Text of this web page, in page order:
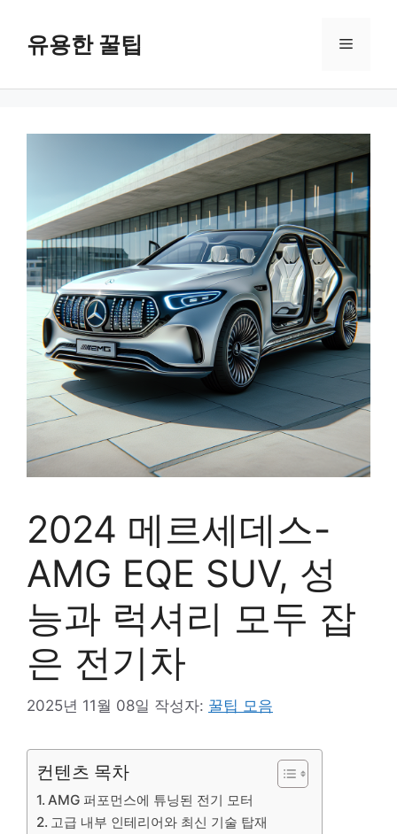
유용한 꿀팁 메
2024 메르세데스-
AMG EQE SUV, 성
능과 럭셔리 모두 잡
은 전기차
2025년 11월 08일 작성자: 꿀팁 모음
컨텐츠 목차
AMG 퍼포먼스에 튜닝된 전기 모터
고급 내부 인테리어와 최신 기술 탑재